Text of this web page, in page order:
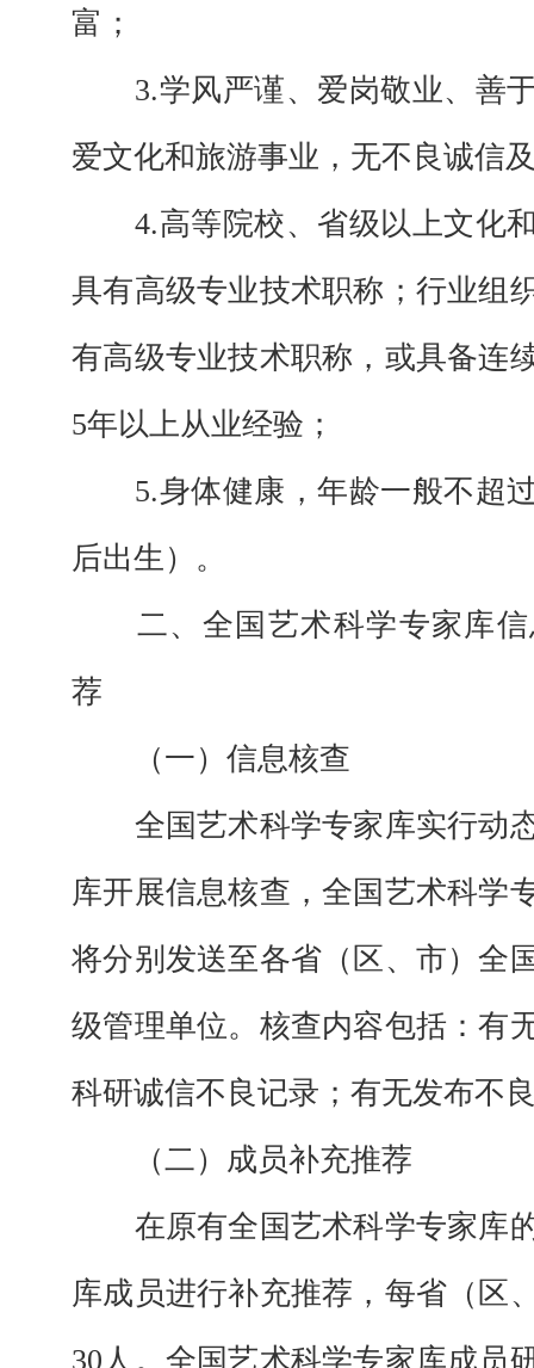
富；
3.学风严谨、爱岗敬业、善
爱文化和旅游事业，无不良诚信
4.高等院校、 省级以上文化
具有高级专业技术职称； 行业组
有高级专业技术职称，或具备连
5年以上从业经验 ；
5.身体健康，年龄一般不超
后出生 ）。
二、全国艺术科学专家库
荐
（一）信息核查
全国艺术科学专家库实行动
库开展信息核查，全国艺术科学
将分别发送至各省（区、市）全
级管理单位。核查内容包括：有
科研诚信不良记录；有无发布不
（二）成员补充推荐
在原有全国艺术科学专家库
库成员进行补充推荐，每省（区
30人。全国艺术科学专家库成员